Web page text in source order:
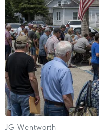
JG Wentworth